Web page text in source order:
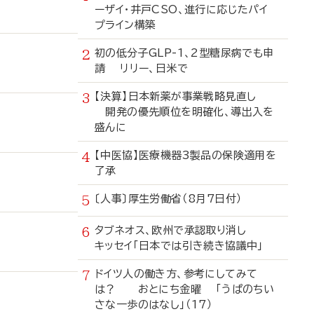
ーザイ・井戸CSO、進行に応じたパイ
プライン構築
初の低分子GLP-1、2型糖尿病でも申
請 リリー、日米で
【決算】日本新薬が事業戦略見直し
開発の優先順位を明確化、導出入を
盛んに
【中医協】医療機器3製品の保険適用を
了承
〔人事〕厚生労働省（8月7日付）
タブネオス、欧州で承認取り消し
キッセイ「日本では引き続き協議中」
ドイツ人の働き方、参考にしてみて
は？ おとにち金曜 「うぱのちい
さな一歩のはなし」（17）